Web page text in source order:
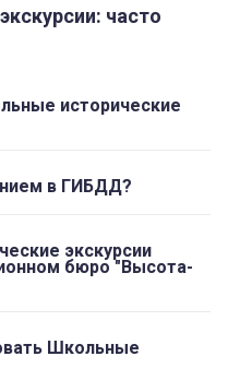
часто
исторические
в ГИБДД?
экскурсии
бюро "Высота-
Школьные